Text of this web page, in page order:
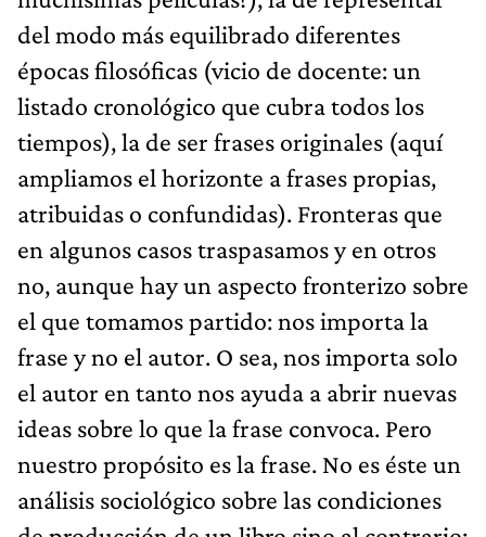
del modo más equilibrado diferentes
épocas filosóficas (vicio de docente: un
listado cronológico que cubra todos los
tiempos), la de ser frases originales (aquí
ampliamos el horizonte a frases propias,
atribuidas o confundidas). Fronteras que
en algunos casos traspasamos y en otros
no, aunque hay un aspecto fronterizo sobre
el que tomamos partido: nos importa la
frase y no el autor. O sea, nos importa solo
el autor en tanto nos ayuda a abrir nuevas
ideas sobre lo que la frase convoca. Pero
nuestro propósito es la frase. No es éste un
análisis sociológico sobre las condiciones